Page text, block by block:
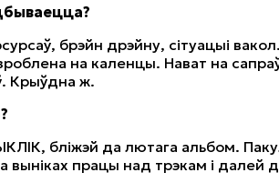
брэйн дрэйну, сітуацыі
на каленцы. Нават на
Крыўдна ж.
бліжэй да лютага альбом.
выніках працы над трэкам і далей